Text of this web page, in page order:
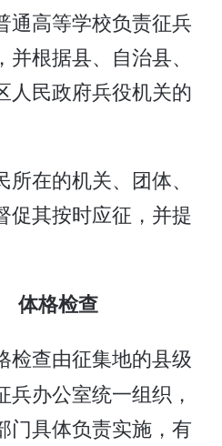
通高等学校负责征兵
根据县、自治县、
人民政府兵役机关的
在的机关、团体、
促其按时应征，并提
体格检查
检查由征集地的县级
办公室统一组织，
门具体负责实施，有